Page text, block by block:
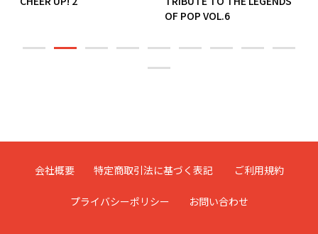
OF POP VOL.6
会社概要 特定商取引法に基づく表記 ご利用規約
プライバシーポリシー お問い合わせ